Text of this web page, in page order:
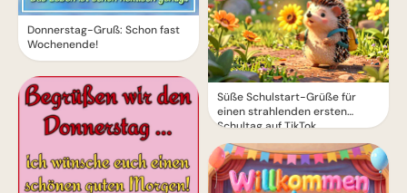
Donnerstag-Gruß: Schon fast
Wochenende!
Süße Schulstart-Grüße für
einen strahlenden ersten
Schultag auf TikTok